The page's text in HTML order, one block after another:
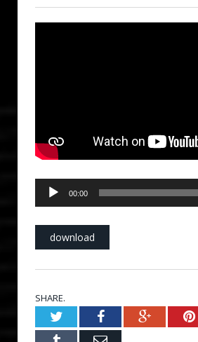
Audio
Player
00:00
download
SHARE.
TwitterFacebookGoogle+